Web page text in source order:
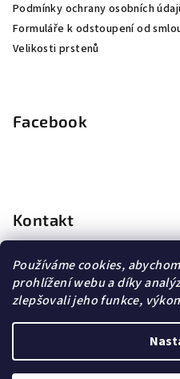
Používáme cookies,
prohlížení webu a díky
zlepšovali jeho funkce,
Podmínky ochrany osobních
Formuláře k odstoupení od
Velikosti prstenů
Facebook
Kontakt
info @dopravagratis.cz
+420 603 500 988
+420 603 500 988